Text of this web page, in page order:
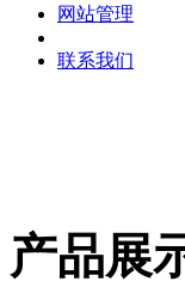
网站管理
联系我们
产品展